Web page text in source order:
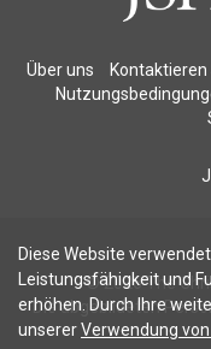
Über uns Kontaktieren
© 2026 The
Die abgebildeten
Diese Website
Leistungsfähigkeit und
erhöhen. Durch Ihre
unsererVerwendung